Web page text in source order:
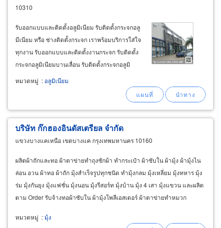
10310
รับออกแบบและติดตั้งอลูมิเนียม รับติดตั้งกระจกอลู
มีเนียม หรือ ช่างติดตั้งกระจก เราพร้อมบริการใส่ใจ
ทุกงาน รับออกแบบและติดตั้งงานกระจก รับติดตั้ง
กระจกอลูมิเนียมบานเลื่อน รับติดตั้งกระจกอลูมิ
เนียมบานสวิง รับติดตั้งกระจกอลูมิเนียมบานเลื่อน
แขวน มุ้งลวด ฝ้า เพดาน รับติดตั้งฉากกั้นอาบน้ำ
หมวดหมู่ : อลูมิเนียม
บริษัท ก๊กฮองอินดัสเตรียล จำกัด
แขวงบางแคเหนือ เขตบางแค กรุงเทพมหานคร 10160
ผลิตผ้าถักและทอ ผ้าตาข่ายทำถุงซักผ้า ทำกระเป๋า ผ้าซับใน ผ้ามุ้ง ผ้ามุ้งไน
ล่อน อวน ผ้าทอ ผ้าถัก มุ้งสำเร็จรูปทุกชนิด ทำมุ้งกลม มุ้งเหลี่ยม มุ้งทหาร มุ้ง
ร่ม มุ้งกันยุง มุ้งแฟชั่น มุ้งนอน มุ้งรีสอร์ท มุ้งบ้าน มุ้ง 4 เสา มุ้งแขวน และผลิต
ตาม Order รับจ้างทอผ้าซับใน ผ้ามุ้งโพลีเอสเตอร์ ผ้าตาข่ายทำหมวก
หมวดหมู่ :มุ้ง